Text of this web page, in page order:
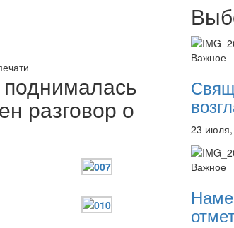
Онлайн трансляции
12 сентября 2015
12 сентября
12 сентября 2015
12 сентября
12 сентября
12 сентября
Перейти к архиву
разговор о
Важное
23
Важное